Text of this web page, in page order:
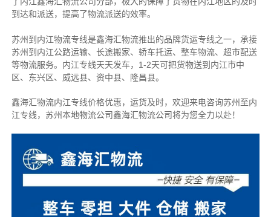
到达和派送，提高了物流派送的效率。
苏州到内江物流专线是鑫海汇物流推出的品牌货运专线之一， 承接
苏州到内江公路运输、长途搬家、轿车托运、整车物流、超市配送
等物流服务。 内江专线天天发车，1-2天可把货物送到内江市中
区、东兴区、威远县、资中县、隆昌县。
鑫海汇物流内江专线价格优惠，运货及时，欢迎来电咨询苏州至内
江专线，苏州本地物流公司鑫海汇物流公司将为您全力以赴！